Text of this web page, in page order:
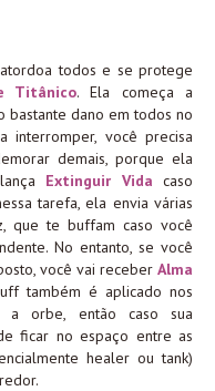
todos e se protege
Titânico. Ela começa a
bastante dano em todos no
você precisa
demais, porque ela
Extinguir Vida caso
tarefa, ela envia várias
que te buffam caso você
No entanto, se você
você vai receber Alma
também é aplicado nos
a orbe, então caso sua
ficar no espaço entre as
healer ou tank)